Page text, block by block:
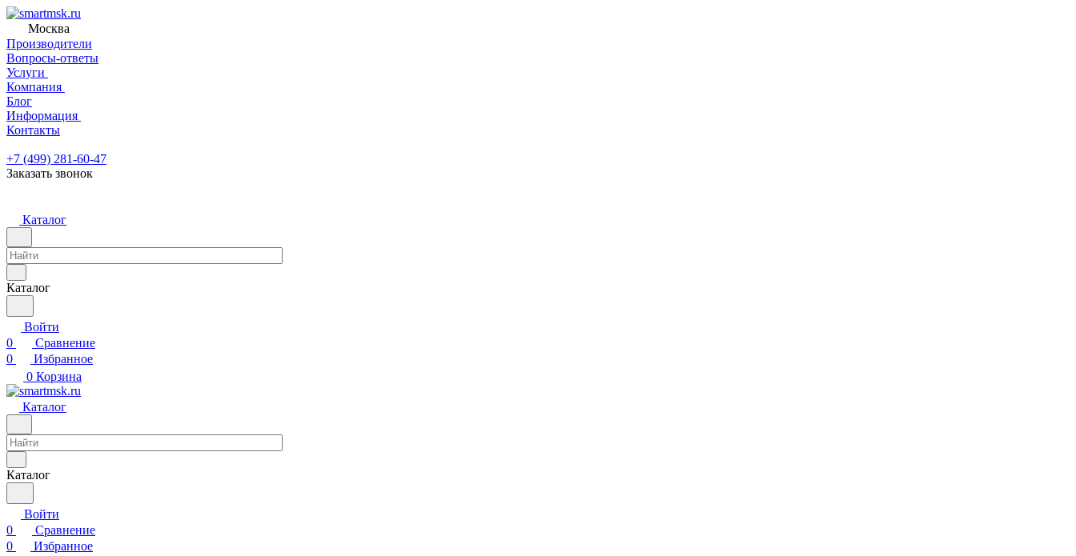
Москва
Производители
Вопросы-ответы
Услуги
Компания
Блог
Информация
Контакты
+7 (499) 281-60-47
Заказать звонок
Каталог
Каталог
Войти
0
Сравнение
0
Избранное
0 Корзина
Каталог
Каталог
Войти
0
Сравнение
0
Избранное